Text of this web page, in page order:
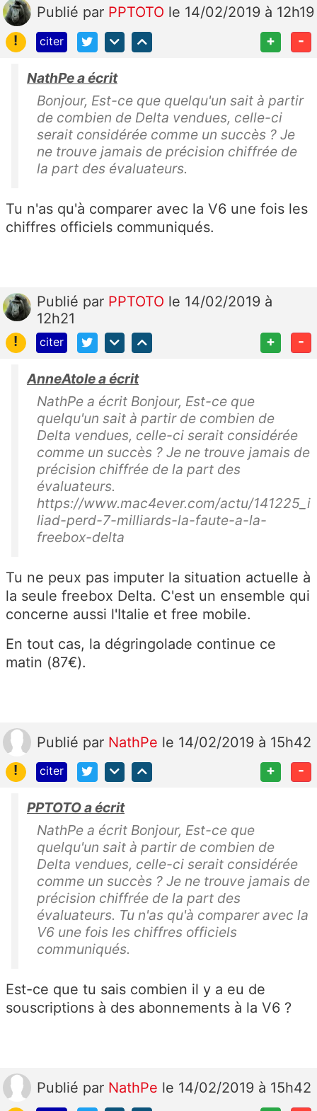
Publié par PPTOTO le 14/02/2019 à 12h19
!
citer + -
NathPe a écrit
Bonjour, Est-ce que quelqu'un sait à partir
de combien de Delta vendues, celle-ci
serait considérée comme un succès ? Je
ne trouve jamais de précision chiffrée de
la part des évaluateurs.
Tu n'as qu'à comparer avec la V6 une fois les
chiffres officiels communiqués.
Publié par PPTOTO le 14/02/2019 à
12h21
!
citer + -
AnneAtole a écrit
NathPe a écrit Bonjour, Est-ce que
quelqu'un sait à partir de combien de
Delta vendues, celle-ci serait considérée
comme un succès ? Je ne trouve jamais de
précision chiffrée de la part des
évaluateurs.
https://www.mac4ever.com/actu/141225_i
liad-perd-7-milliards-la-faute-a-la-
freebox-delta
Tu ne peux pas imputer la situation actuelle à
la seule freebox Delta. C'est un ensemble qui
concerne aussi l'Italie et free mobile.
En tout cas, la dégringolade continue ce
matin (87€).
Publié par NathPe le 14/02/2019 à 15h42
!
citer + -
PPTOTO a écrit
NathPe a écrit Bonjour, Est-ce que
quelqu'un sait à partir de combien de
Delta vendues, celle-ci serait considérée
comme un succès ? Je ne trouve jamais de
précision chiffrée de la part des
évaluateurs. Tu n'as qu'à comparer avec la
V6 une fois les chiffres officiels
communiqués.
Est-ce que tu sais combien il y a eu de
souscriptions à des abonnements à la V6 ?
Publié par NathPe le 14/02/2019 à 15h42